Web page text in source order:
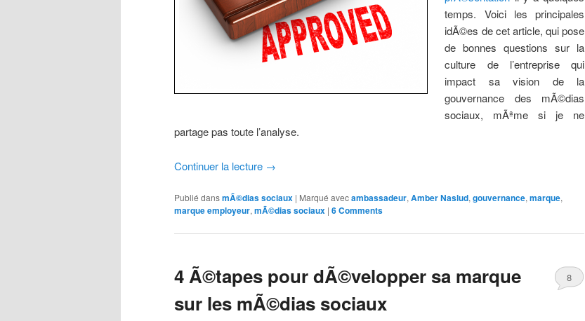
temps. Voici les principales
idÃ©es de cet article, qui pose
de bonnes questions sur la
culture de l’entreprise qui
impact sa vision de la
gouvernance des mÃ©dias
sociaux, mÃªme si je ne
partage pas toute l’analyse.
Continuer la lecture →
Publié dansmÃ©dias sociaux | Marqué avecambassadeur, Amber Naslud, gouvernance, marque,
marque employeur, mÃ©dias sociaux | 6 Comments
4 Ã©tapes pour dÃ©velopper sa marque
sur les mÃ©dias sociaux
8